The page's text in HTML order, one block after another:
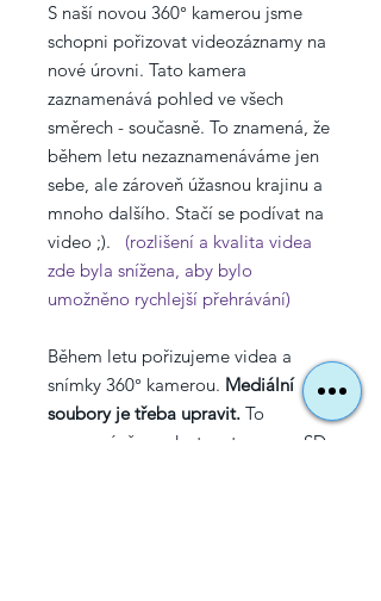
S naší novou 360° kamerou jsme
schopni pořizovat videozáznamy na
nové úrovni. Tato kamera
zaznamenává pohled ve všech
směrech - současně. To znamená, že
během letu nezaznamenáváme jen
sebe, ale zároveň úžasnou krajinu a
mnoho dalšího. Stačí se podívat na
video ;). (rozlišení a kvalita videa
zde byla snížena, aby bylo
umožněno rychlejší přehrávání)
Během letu pořizujeme videa a
snímky 360° kamerou. Mediální
soubory je třeba upravit. To
znamená, že nedostanete pouze SD